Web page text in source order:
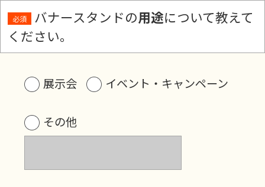
必須 バナースタンドの用途について教えて
ください。
展示会 イベント・キャンペーン
その他